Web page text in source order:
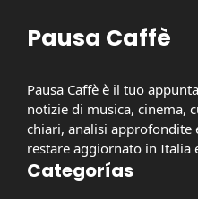
Pausa Caffè
Pausa Caffè è il tuo
notizie di musica, cinema,
chiari, analisi
restare aggiornato in Italia
Categorías